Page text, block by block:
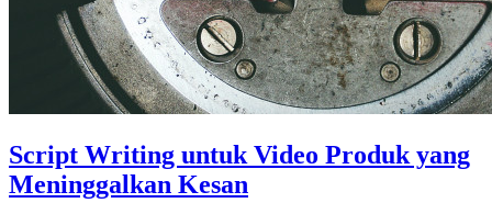
Script Writing untuk Video Produk yang
Meninggalkan Kesan